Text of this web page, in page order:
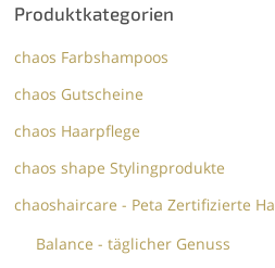
Produktkategorien
chaos Farbshampoos
chaos Gutscheine
chaos Haarpflege
chaos shape Stylingprodukte
chaoshaircare - Peta Zertifizierte
Balance - täglicher Genuss